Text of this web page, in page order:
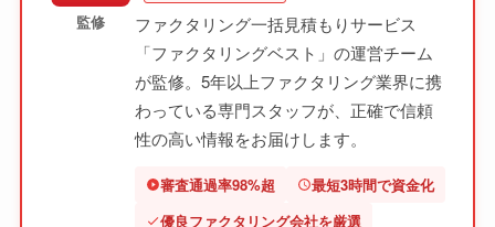
監修
ファクタリング一括見積もりサービス
「ファクタリングベスト」の運営チーム
が監修。5年以上ファクタリング業界に携
わっている専門スタッフが、正確で信頼
性の高い情報をお届けします。
審査通過率98%超
最短3時間で資金化
優良ファクタリング会社を厳選